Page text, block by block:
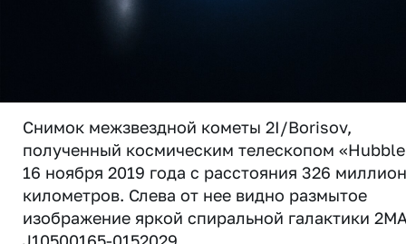
Снимок межзвездной кометы 2I/Borisov,
полученный космическим телескопом
16 ноября 2019 года с расстояния 326
километров. Слева от нее видно размытое
изображение яркой спиральной галактики